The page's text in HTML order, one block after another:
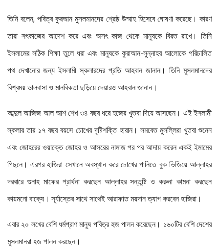
তিনি বলেন, পবিত্র কুরআন মুসলমানদের শ্রেষ্ঠ উম্মাহ হিসেবে ঘোষণা করেছে। কারণ
তারা সৎকাজের আদেশ করে এবং অসৎ কাজ থেকে মানুষকে বিরত রাখে। তিনি
ইসলামের সঠিক শিক্ষা তুলে ধরা এবং মানুষকে কুরাআন-সুন্নাহর আলোকে পরিচালিত
পথ দেখানোর জন্য ইসলামী স্কলারদের প্রতি আহবান জানান। তিনি মুসলমানদের
বিশ্বময় ভালবাসা ও মানবিকতা ছড়িয়ে দেয়ারও আহবান জানান।
আব্দুল আজিজ আল আশ শেখ ৩৪ বছর ধরে হজের খুতবা দিয়ে আসছেন। এই ইসলামী
স্কলার তার ১৭ বছর বয়সে চোখের দৃষ্টিশক্তি হারান। সমবেত মুসল্লিরা খুতবা শুনেন
এবং জোহরের ওয়াক্তে জোহর ও আসরের নামাজ পর পর আদায় করেন একই ইমামের
পিছনে। এরপর হাজিরা সেখানে অবস্থান করে চোখের পানিতে বুক ভিজিয়ে আল্লাহর
দরবারে গুনাহ মাফের প্রার্থনা করছেন আল্লাহর সন্তুষ্টি ও করুনা কামনা করছেন
কায়মনো বাক্যে। সূর্যাস্তের সাথে সাথেই আরাফাত ময়দান ত্যাগ করবেন হাজিরা।
এবার ২০ লখের বেশি ধর্মপ্রাণ মানুষ পবিত্র হজ পালন করেছেন। ১৬০টির বেশি দেশের
মুসলমানরা হজ পালন করছেন।